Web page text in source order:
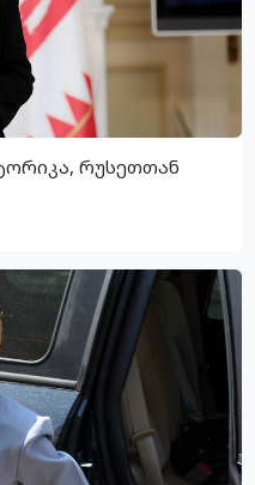
რუსეთთან